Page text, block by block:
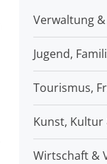
Verwaltung
Jugend,
Tourismus,
Kunst, Kultur
Wirtschaft &